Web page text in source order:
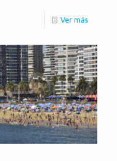
Ver más